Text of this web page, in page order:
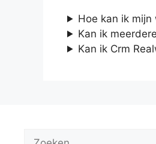
Hoe kan ik
Kan ik
Kan ik Crm
Zoek